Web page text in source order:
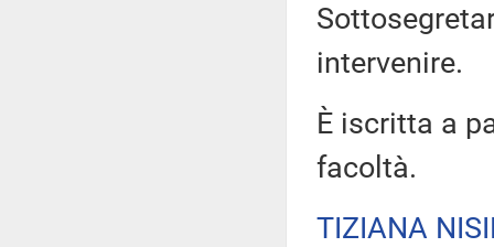
intervenire.
È iscritta a
facoltà.
TIZIANA